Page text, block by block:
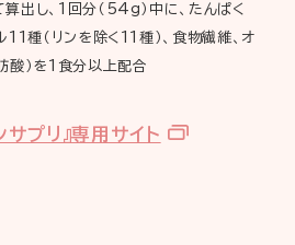
出し、1回分（54g）中に、たんぱく
11種（リンを除く11種）、食物繊維、オ
酸）を1食分以上配合
プリ』専用サイト